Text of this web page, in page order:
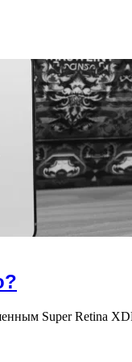
Super Retina